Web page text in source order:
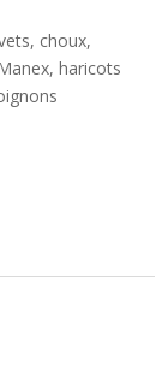
choux,
haricots